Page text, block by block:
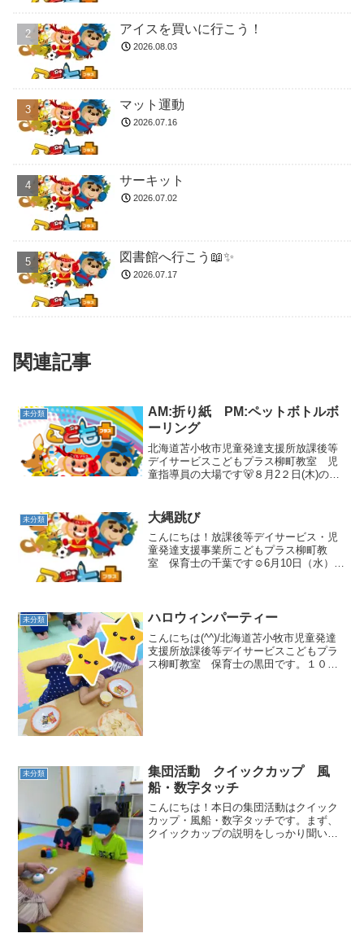
アイスを買いに行こう！
2026.08.03
マット運動
2026.07.16
サーキット
2026.07.02
図書館へ行こう📖✨
2026.07.17
関連記事
未分類
AM:折り紙 PM:ペットボトルボ
ーリング
北海道苫小牧市児童発達支援所放課後等
デイサービスこどもプラス柳町教室 児
童指導員の大場です🐻８月2２日(木)の集
紙をしました！最初は自分の作りたい物
を折りました！...
未分類 大縄跳び
こんにちは！放課後等デイサービス・児
童発達支援事業所こどもプラス柳町教
室 保育士の千葉です☺️6月10日（水）の
わせてしっかり跳...
未分類 ハロウィンパーティー
こんにちは(^^)/北海道苫小牧市児童発達
支援所放課後等デイサービスこどもプラ
ス柳町教室 保育士の黒田です。１０月
未分類
集団活動 クイックカップ 風
船・数字タッチ
こんにちは！本日の集団活動はクイック
カップ・風船・数字タッチです。まず、
クイックカップの説明をしっかり聞いて